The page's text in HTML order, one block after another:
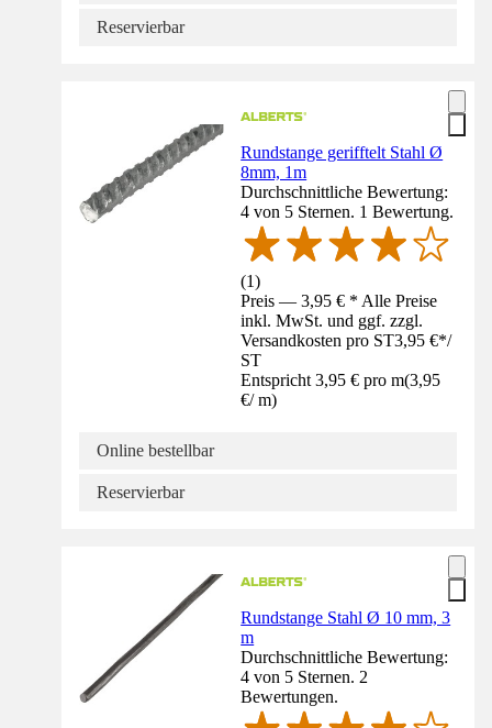
Reservierbar
Rundstange gerifftelt Stahl Ø
8mm, 1m
Durchschnittliche Bewertung:
4 von 5 Sternen. 1 Bewertung.
(1)
Preis — 3,95 € * Alle Preise
inkl. MwSt. und ggf. zzgl.
Versandkosten pro ST3,95 €*/
ST
Entspricht 3,95 € pro m(3,95
€/ m)
Online bestellbar
Reservierbar
Rundstange Stahl Ø 10 mm, 3
m
Durchschnittliche Bewertung:
4 von 5 Sternen. 2
Bewertungen.